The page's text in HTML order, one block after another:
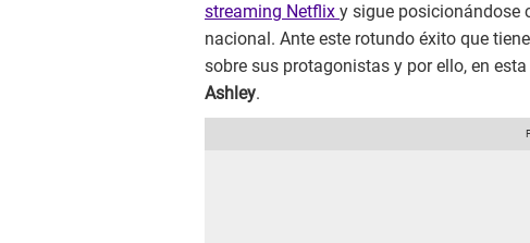
streaming Netflix y sigue posicionándose
nacional. Ante este rotundo éxito que
sobre sus protagonistas y por ello, en
Ashley.